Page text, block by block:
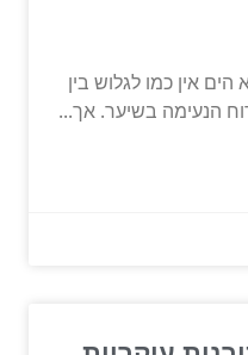
אין כמו לגלוש בין
הנעימה בשיער. אך...